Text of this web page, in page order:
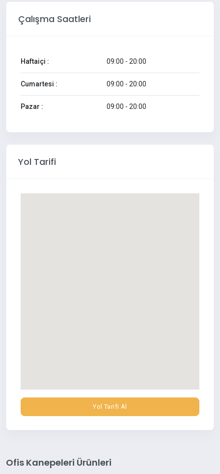
Çalışma Saatleri
Haftaiçi : 09:00 - 20:00
Cumartesi : 09:00 - 20:00
Pazar : 09:00 - 20:00
Yol Tarifi
Yol Tarifi Al
Ofis Kanepeleri Ürünleri